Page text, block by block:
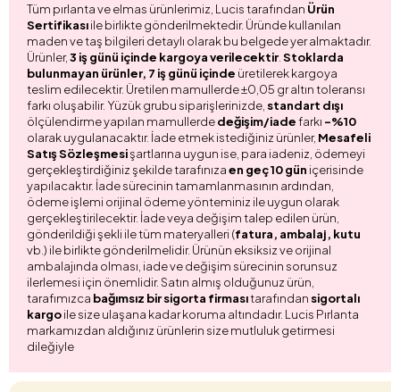
Tüm pırlanta ve elmas ürünlerimiz, Lucis tarafından Ürün
Sertifikasıile birlikte gönderilmektedir. Üründe kullanılan
maden ve taş bilgileri detaylı olarak bu belgede yer almaktadır.
Ürünler,3 iş günü içinde kargoya verilecektir. Stoklarda
bulunmayan ürünler, 7 iş günü içinde üretilerek kargoya
teslim edilecektir. Üretilen mamullerde ±0,05 gr altın toleransı
farkı oluşabilir. Yüzük grubu siparişlerinizde, standart dışı
ölçülendirme yapılan mamullerdedeğişim/iadefarkı -%10
olarak uygulanacaktır. İade etmek istediğiniz ürünler, Mesafeli
Satış Sözleşmesişartlarına uygun ise, para iadeniz, ödemeyi
gerçekleştirdiğiniz şekilde tarafınızaen geç 10 gün içerisinde
yapılacaktır. İade sürecinin tamamlanmasının ardından,
ödeme işlemi orijinal ödeme yönteminiz ile uygun olarak
gerçekleştirilecektir. İade veya değişim talep edilen ürün,
gönderildiği şekli ile tüm materyalleri (fatura, ambalaj, kutu
vb.) ile birlikte gönderilmelidir. Ürünün eksiksiz ve orijinal
ambalajında olması, iade ve değişim sürecinin sorunsuz
ilerlemesi için önemlidir. Satın almış olduğunuz ürün,
tarafımızca bağımsız bir sigorta firmasıtarafından sigortalı
kargoile size ulaşana kadar koruma altındadır. Lucis Pırlanta
markamızdan aldığınız ürünlerin size mutluluk getirmesi
dileğiyle